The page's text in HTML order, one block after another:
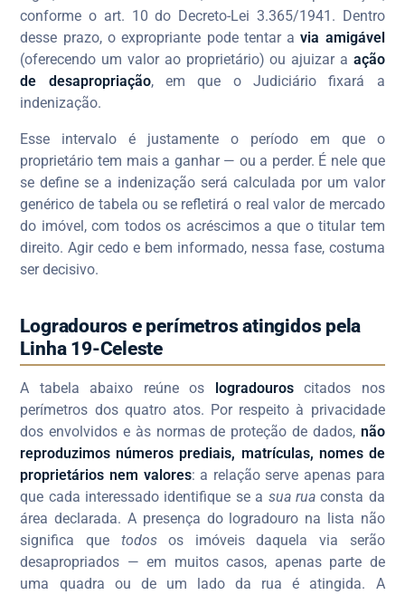
conforme o art. 10 do Decreto-Lei 3.365/1941. Dentro
desse prazo, o expropriante pode tentar avia amigável
(oferecendo um valor ao proprietário) ou ajuizar a ação
de desapropriação, em que o Judiciário fixará a
indenização.
Esse intervalo é justamente o período em que o
proprietário tem mais a ganhar — ou a perder. É nele que
se define se a indenização será calculada por um valor
genérico de tabela ou se refletirá o real valor de mercado
do imóvel, com todos os acréscimos a que o titular tem
direito. Agir cedo e bem informado, nessa fase, costuma
ser decisivo.
Logradouros e perímetros atingidos pela
Linha 19-Celeste
A tabela abaixo reúne os logradouroscitados nos
perímetros dos quatro atos. Por respeito à privacidade
dos envolvidos e às normas de proteção de dados, não
reproduzimos números prediais, matrículas, nomes de
proprietários nem valores: a relação serve apenas para
que cada interessado identifique se a sua ruaconsta da
área declarada. A presença do logradouro na lista não
significa que todosos imóveis daquela via serão
desapropriados — em muitos casos, apenas parte de
uma quadra ou de um lado da rua é atingida. A